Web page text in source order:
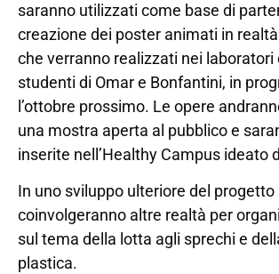
saranno utilizzati come base di
creazione dei poster animati in
che verranno realizzati nei laboratori
studenti di Omar e Bonfantini, in
l’ottobre prossimo. Le opere
una mostra aperta al pubblico e
inserite nell’Healthy Campus ideato
In uno sviluppo ulteriore del progetto
coinvolgeranno altre realtà per
sul tema della lotta agli sprechi e
plastica.